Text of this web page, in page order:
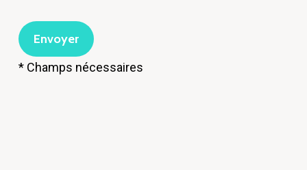
* Champs nécessaires